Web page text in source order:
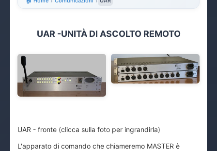
UAR -UNITÀ DI ASCOLTO REMOTO
UAR - fronte (clicca sulla foto per ingrandirla)
L'apparato di comando che chiameremo MASTER è